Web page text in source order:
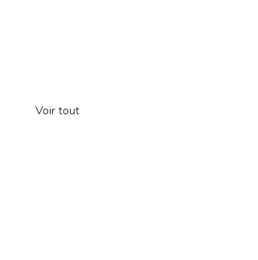
Voir tout